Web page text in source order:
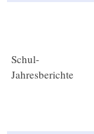
Schul-
Jahresberichte